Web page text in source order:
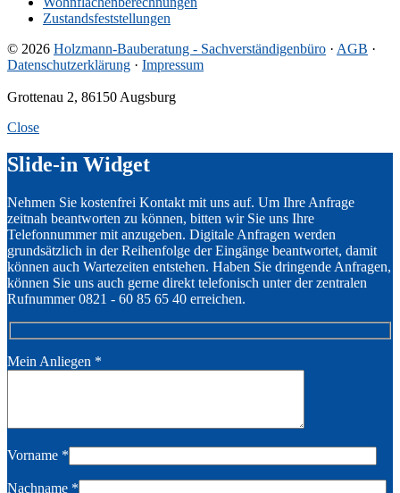
Zustandsfeststellungen
© 2026 Holzmann-Bauberatung - Sachverständigenbüro · AGB ·
Datenschutzerklärung · Impressum
Grottenau 2, 86150 Augsburg
Close
Slide-in Widget
Nehmen Sie kostenfrei Kontakt mit uns auf. Um Ihre Anfrage
zeitnah beantworten zu können, bitten wir Sie uns Ihre
Telefonnummer mit anzugeben. Digitale Anfragen werden
grundsätzlich in der Reihenfolge der Eingänge beantwortet, damit
können auch Wartezeiten entstehen. Haben Sie dringende Anfragen,
können Sie uns auch gerne direkt telefonisch unter der zentralen
Rufnummer 0821 - 60 85 65 40 erreichen.
Mein Anliegen *
Vorname *
Nachname *